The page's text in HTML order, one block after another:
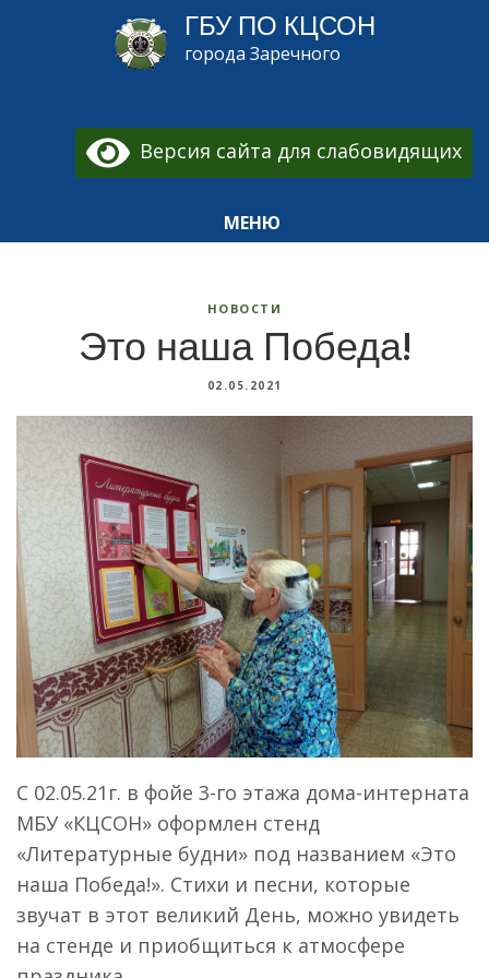
ГБУ ПО КЦСОН
города Заречного
Версия сайта для слабовидящих
МЕНЮ
НОВОСТИ
Это наша Победа!
02.05.2021
С 02.05.21г. в фойе 3-го этажа дома-интерната
МБУ «КЦСОН» оформлен стенд
«Литературные будни» под названием «Это
наша Победа!». Стихи и песни, которые
звучат в этот великий День, можно увидеть
на стенде и приобщиться к атмосфере